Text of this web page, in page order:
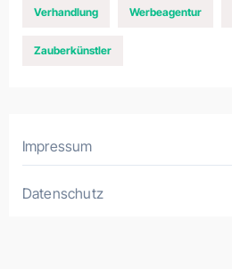
Verhandlung Werbeagentur
Zauberkünstler
Impressum
Datenschutz